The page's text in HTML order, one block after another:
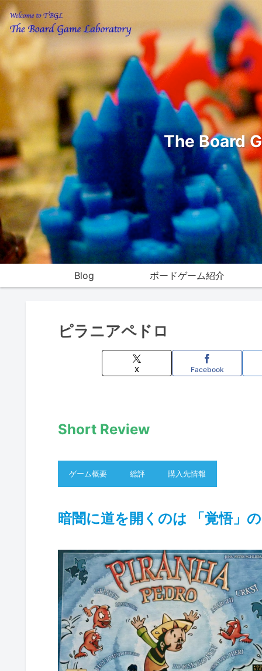
The Board
Blog ボードゲーム紹介
ピラニアペドロ
X Facebook
Short Review
ゲーム概要 総評 購入先情報
暗闇に道を開くのは 「覚悟」